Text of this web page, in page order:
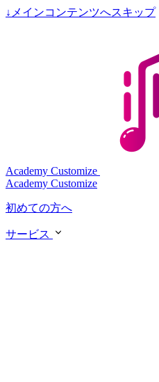
↓ メインコンテンツへスキップ
Academy Customize
Academy Customize
初めての方へ
サービス